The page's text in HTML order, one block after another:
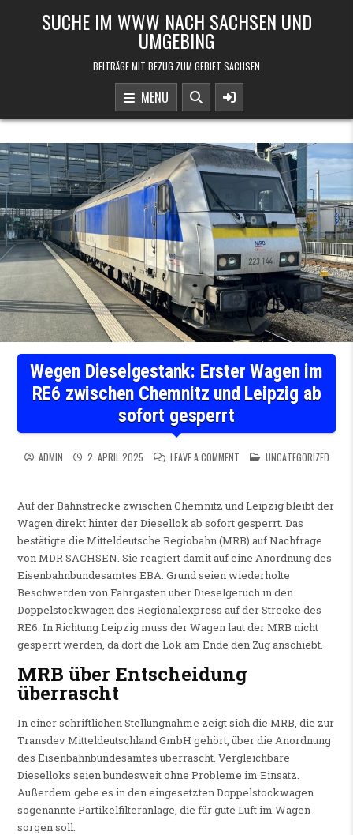
SUCHE IM WWW NACH SACHSEN UND
UMGEBING
BEITRÄGE MIT BEZUG ZUM GEBIET SACHSEN
MENU
Wegen Dieselgestank: Erster Wagen im
RE6 zwischen Chemnitz und Leipzig ab
sofort gesperrt
ADMIN 2. APRIL 2025 LEAVE A COMMENTON WEGEN DIESELGESTANK:
POSTED IN
UNCATEGORIZED
Auf der Bahnstrecke zwischen Chemnitz und Leipzig bleibt der
Wagen direkt hinter der Diesellok ab sofort gesperrt. Das
bestätigte die Mitteldeutsche Regiobahn (MRB) auf Nachfrage
von MDR SACHSEN. Sie reagiert damit auf eine Anordnung des
Eisenbahnbundesamtes EBA. Grund seien wiederholte
Beschwerden von Fahrgästen über Dieselgeruch in den
Doppelstockwagen des Regionalexpress auf der Strecke des
RE6. In Richtung Leipzig muss der Wagen laut der MRB nicht
gesperrt werden, da dort die Lok am Ende den Zug anschiebt.
MRB über Entscheidung
überrascht
In einer schriftlichen Stellungnahme zeigt sich die MRB, die zur
Transdev Mitteldeutschland GmbH gehört, über die Anordnung
des Eisenbahnbundesamtes überrascht. Vergleichbare
Dieselloks seien bundesweit ohne Probleme im Einsatz.
Außerdem gebe es in den eingesetzten Doppelstockwagen
sogenannte Partikelfilteranlage, die für gute Luft im Wagen
sorgen soll.